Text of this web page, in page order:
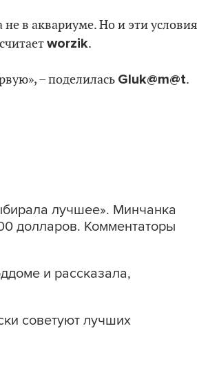
в аквариуме. Но и эти условия
worzik.
– поделилась Gluk@m@t.
лучшее». Минчанка
долларов. Комментаторы
и рассказала,
советуют лучших